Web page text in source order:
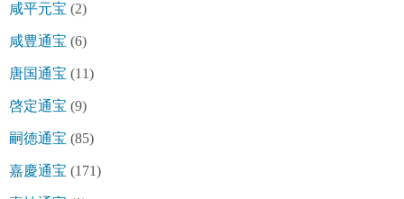
咸平元宝 (2)
咸豊通宝 (6)
唐国通宝 (11)
啓定通宝 (9)
嗣徳通宝 (85)
嘉慶通宝 (171)